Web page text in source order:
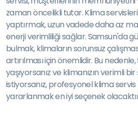
zaman öncelikli tutar. Klima
yaptırmak, uzun vadede daha az
enerji verimliliği sağlar. Samsun'da
bulmak, klimaların sorunsuz
artırılması için önemlidir. Bu
yaşıyorsanız ve klimanızın verimli bir
istiyorsanız, profesyonel klima
yararlanmak en iyi seçenek